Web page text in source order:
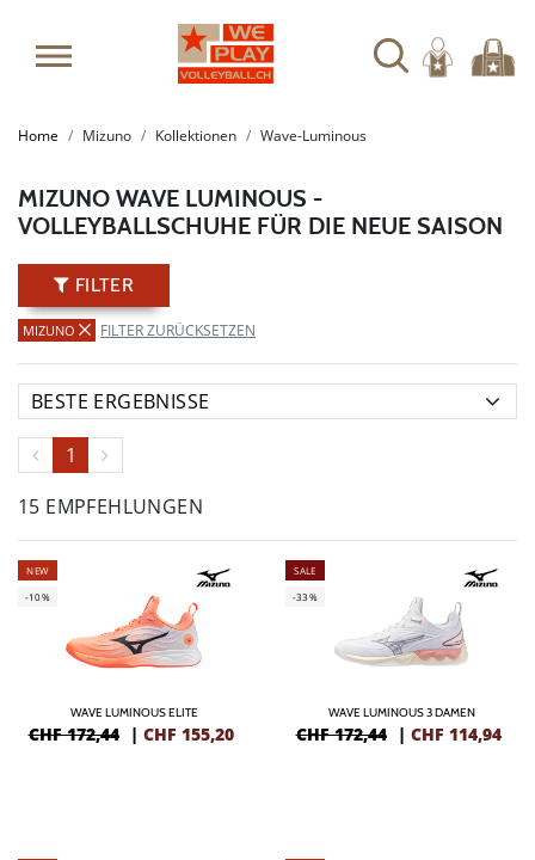
Home Mizuno Kollektionen Wave-Luminous
MIZUNO WAVE LUMINOUS -
VOLLEYBALLSCHUHE FÜR DIE NEUE SAISON
FILTER
MIZUNO FILTER ZURÜCKSETZEN
1
15 EMPFEHLUNGEN
NEW
-10%
WAVE LUMINOUS ELITE
CHF 172,44 | CHF 155,20
SALE
-33%
WAVE LUMINOUS 3 DAMEN
CHF 172,44 | CHF 114,94